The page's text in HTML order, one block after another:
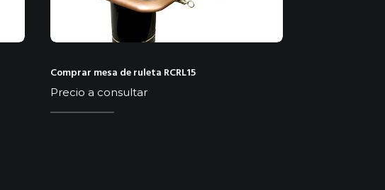
Comprar mesa de ruleta RCRL15
Precio a consultar